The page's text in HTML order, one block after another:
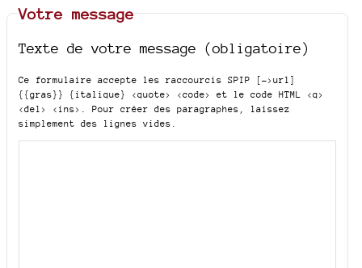
Votre message
Texte de votre message (obligatoire)
Ce formulaire accepte les raccourcis SPIP
[->url]
{{gras}} {italique} <quote> <code>
et le code HTML <q>
<del> <ins> . Pour créer des paragraphes, laissez
simplement des lignes vides.